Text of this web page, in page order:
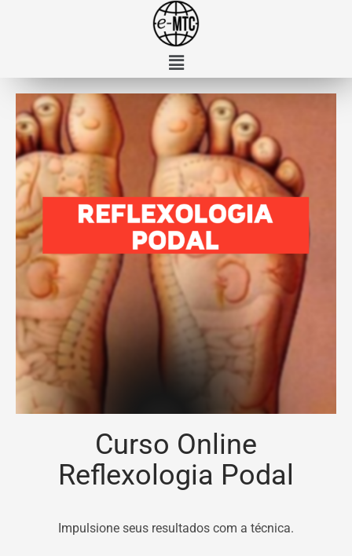
Curso Online
Reflexologia Podal
Impulsione seus resultados com a técnica.